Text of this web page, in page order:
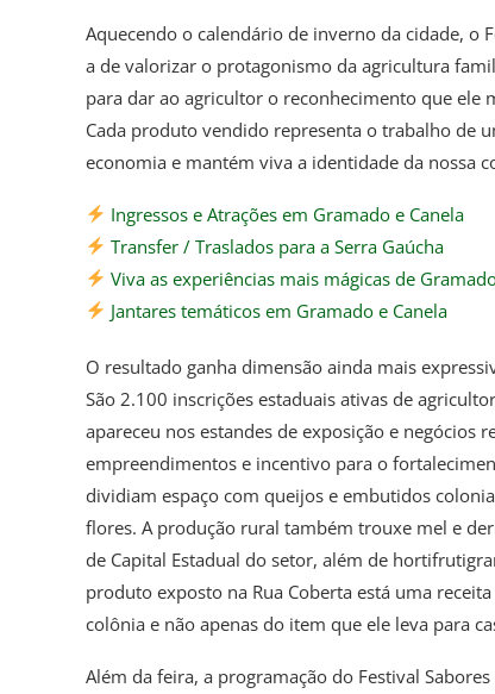
Aquecendo o calendário de inverno da cidade, o
a de valorizar o protagonismo da agricultura
para dar ao agricultor o reconhecimento que ele
Cada produto vendido representa o trabalho de
economia e mantém viva a identidade da nossa
Ingressos e Atrações em Gramado e Canela
Transfer / Traslados para a Serra Gaúcha
Viva as experiências mais mágicas de
Jantares temáticos em Gramado e Canela
O resultado ganha dimensão ainda mais
São 2.100 inscrições estaduais ativas de
apareceu nos estandes de exposição e
empreendimentos e incentivo para o
dividiam espaço com queijos e embutidos
flores. A produção rural também trouxe mel e
de Capital Estadual do setor, além de
produto exposto na Rua Coberta está uma
colônia e não apenas do item que ele leva para
Além da feira, a programação do Festival